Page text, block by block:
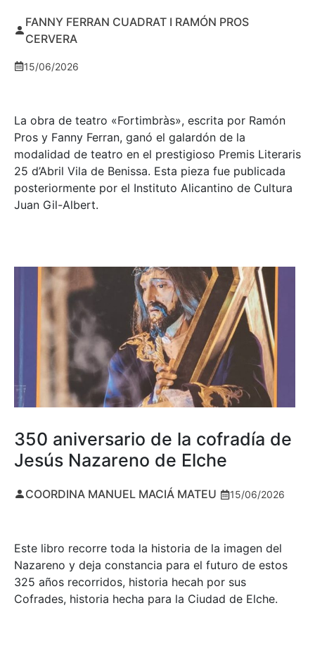
FANNY FERRAN CUADRAT I RAMÓN PROS
CERVERA
15/06/2026
La obra de teatro «Fortimbràs», escrita por Ramón
Pros y Fanny Ferran, ganó el galardón de la
modalidad de teatro en el prestigioso Premis Literaris
25 d’Abril Vila de Benissa. Esta pieza fue publicada
posteriormente por el Instituto Alicantino de Cultura
Juan Gil-Albert.
350 aniversario de la cofradía de
Jesús Nazareno de Elche
COORDINA MANUEL MACIÁ MATEU 15/06/2026
Este libro recorre toda la historia de la imagen del
Nazareno y deja constancia para el futuro de estos
325 años recorridos, historia hecah por sus
Cofrades, historia hecha para la Ciudad de Elche.